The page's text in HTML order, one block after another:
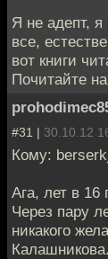
Я не адепт,
все,
вот книги
Почитайте
#31 | 30.10.12
Кому:
Ага, лет в
Через пару
никакого
Калашникова.